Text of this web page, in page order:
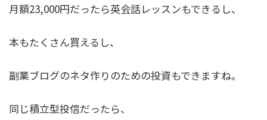
月額23,000円だったら英会話レッスンもできるし、
本もたくさん買えるし、
副業ブログのネタ作りのための投資もできますね。
同じ積立型投信だったら、